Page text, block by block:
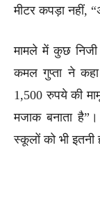
मीटर कपड़ा नहीं,
मामले में कुछ निजी
कमल गुप्ता ने
1,500 रुपये की
मजाक बनाता
स्कूलों को भी इतनी